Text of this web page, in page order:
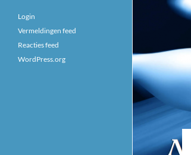
Login
Vermeldingen feed
Reacties feed
WordPress.org